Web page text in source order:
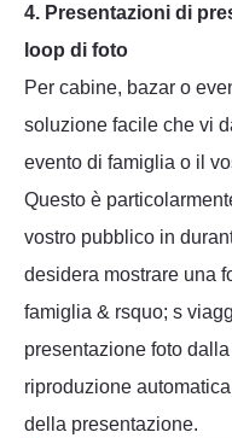
4. Presentazioni di
loop di foto
Per cabine, bazar o
soluzione facile che vi
evento di famiglia o il
Questo è
vostro pubblico in
desidera mostrare una
famiglia & rsquo; s
presentazione foto
riproduzione
della presentazione.